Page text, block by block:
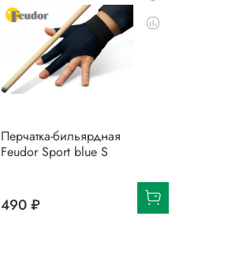
Перчатка-бильярдная
Feudor Sport blue S
490 ₽